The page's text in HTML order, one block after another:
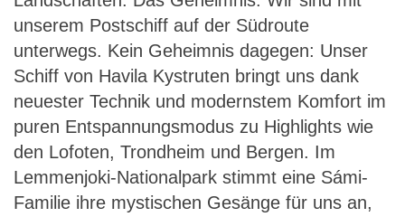
unserem Postschiff auf der Südroute
unterwegs. Kein Geheimnis dagegen: Unser
Schiff von Havila Kystruten bringt uns dank
neuester Technik und modernstem Komfort im
puren Entspannungsmodus zu Highlights wie
den Lofoten, Trondheim und Bergen. Im
Lemmenjoki-Nationalpark stimmt eine Sámi-
Familie ihre mystischen Gesänge für uns an,